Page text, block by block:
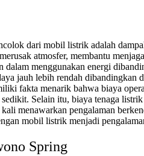
dari mobil listrik adalah
atmosfer, membantu
menggunakan energi
jauh lebih rendah dibandingkan
fakta menarik bahwa biaya
Selain itu, biaya tenaga
menawarkan pengalaman
mobil listrik menjadi
Spring